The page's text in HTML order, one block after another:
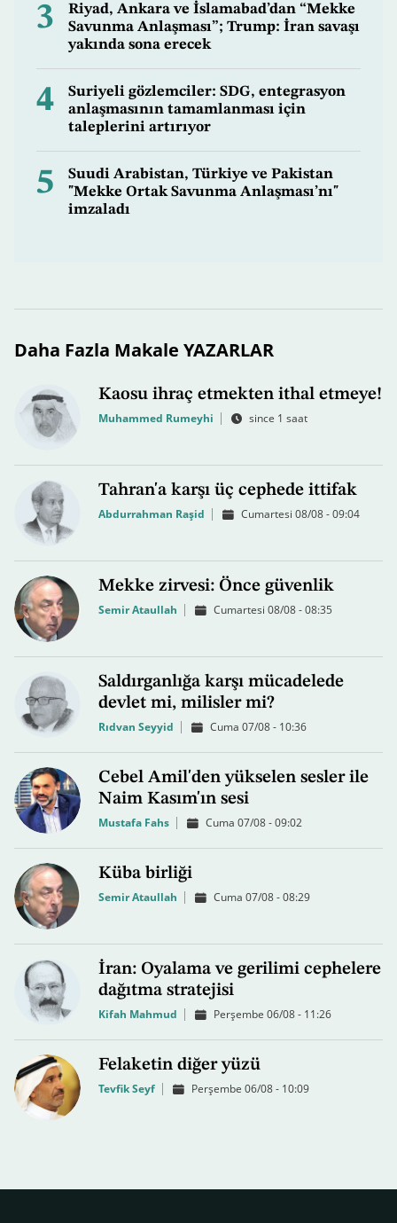
3
Riyad, Ankara ve İslamabad’dan “Mekke
Savunma Anlaşması”; Trump: İran savaşı
yakında sona erecek
4
Suriyeli gözlemciler: SDG, entegrasyon
anlaşmasının tamamlanması için
taleplerini artırıyor
5
Suudi Arabistan, Türkiye ve Pakistan
"Mekke Ortak Savunma Anlaşması’nı"
imzaladı
Daha Fazla Makale YAZARLAR
Kaosu ihraç etmekten ithal etmeye!
Muhammed Rumeyhi since 1 saat
Tahran'a karşı üç cephede ittifak
Abdurrahman Raşid Cumartesi 08/08 - 09:04
Mekke zirvesi: Önce güvenlik
Semir Ataullah Cumartesi 08/08 - 08:35
Saldırganlığa karşı mücadelede
devlet mi, milisler mi?
Rıdvan Seyyid Cuma 07/08 - 10:36
Cebel Amil'den yükselen sesler ile
Naim Kasım'ın sesi
Mustafa Fahs Cuma 07/08 - 09:02
Küba birliği
Semir Ataullah Cuma 07/08 - 08:29
İran: Oyalama ve gerilimi cephelere
dağıtma stratejisi
Kifah Mahmud Perşembe 06/08 - 11:26
Felaketin diğer yüzü
Tevfik Seyf Perşembe 06/08 - 10:09